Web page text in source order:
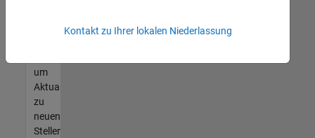
unseres
um
Aktualisierungen
zu
neuen
Stellenangeboten
Kontakt zu Ihrer lokalen Niederlassung